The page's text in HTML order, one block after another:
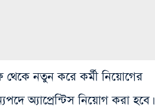
নতুন করে কর্মী নিয়োগের
অ্যাপ্রেন্টিস নিয়োগ করা হবে।